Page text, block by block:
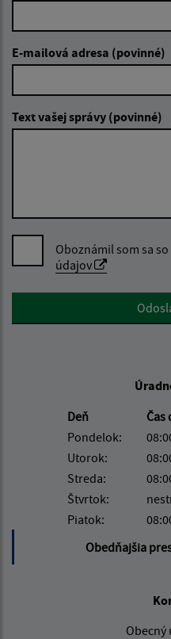
E-mailová adresa (povinné)
Text vašej správy (povinné)
Oboznámil som sa so
údajov
Google reCaptcha Response
Deň
Čas
Pondelok:
Utorok:
Streda:
Štvrtok:
Piatok:
Obedňajšia
Obecný